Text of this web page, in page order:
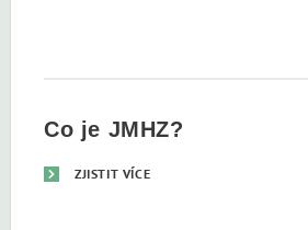
Co je JMHZ?
ZJISTIT VÍCE